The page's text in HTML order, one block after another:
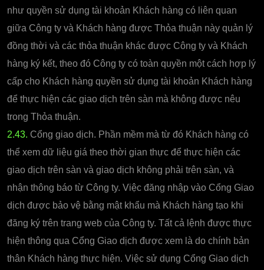
như quyền sử dụng tài khoản Khách hàng có liên quan
giữa Công ty và Khách hàng được Thỏa thuận này quản lý
đồng thời và các thỏa thuận khác được Công ty và Khách
hàng ký kết, theo đó Công ty có toàn quyền một cách hợp lý
cấp cho Khách hàng quyền sử dụng tài khoản Khách hàng
để thực hiện các giao dịch trên sàn mà không được nêu
trong Thỏa thuận.
2.43. Cổng giao dịch. Phần mềm mà từ đó Khách hàng có
thể xem dữ liệu giá theo thời gian thực để thực hiện các
giao dịch trên sàn và giao dịch không phải trên sàn, và
nhận thông báo từ Công ty. Việc đăng nhập vào Cổng Giao
dịch được bảo vệ bằng mật khẩu mà Khách hàng tạo khi
đăng ký trên trang web của Công ty. Tất cả lệnh được thực
hiện thông qua Cổng Giao dịch được xem là do chính bản
thân Khách hàng thực hiện. Việc sử dụng Cổng Giao dịch